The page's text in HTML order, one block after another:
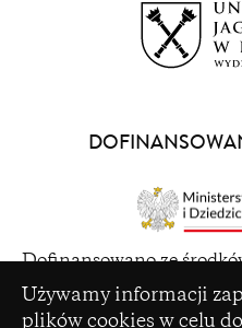
Ustawienia plików cookie
Używamy informacji
plików cookies w celu
a
Dofinansowano ze
Dziedzictwa Narodowego
Promocji Kultury –